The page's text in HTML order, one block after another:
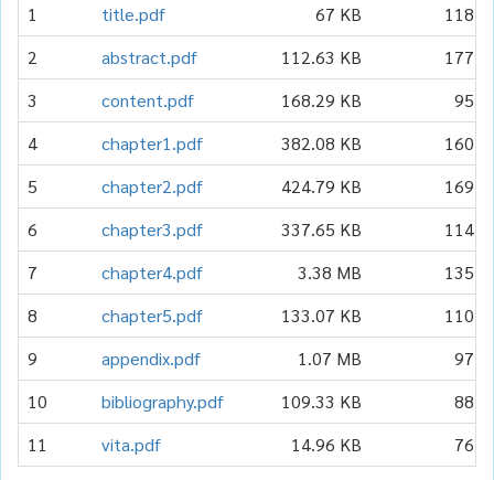
1
title.pdf 67 KB 118
2
abstract.pdf 112.63 KB 177
3
content.pdf 168.29 KB 95
4
chapter1.pdf 382.08 KB 160
5
chapter2.pdf 424.79 KB 169
6
chapter3.pdf 337.65 KB 114
7
chapter4.pdf 3.38 MB 135
8
chapter5.pdf 133.07 KB 110
9
appendix.pdf 1.07 MB 97
10
bibliography.pdf 109.33 KB 88
11
vita.pdf 14.96 KB 76